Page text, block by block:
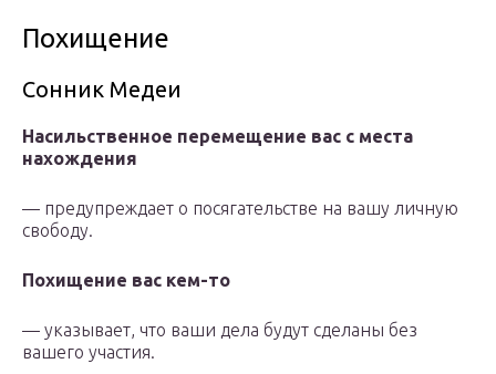
Похищение
Сонник Медеи
Насильственное перемещение вас с места
нахождения
— предупреждает о посягательстве на вашу личную
свободу.
Похищение вас кем-то
— указывает, что ваши дела будут сделаны без
вашего участия.